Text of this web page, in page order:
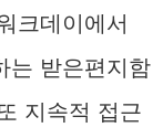
크데이에서
는 받은편지함
지속적 접근